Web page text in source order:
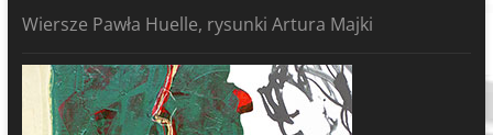
Wiersze Pawła Huelle, rysunki Artura Majki